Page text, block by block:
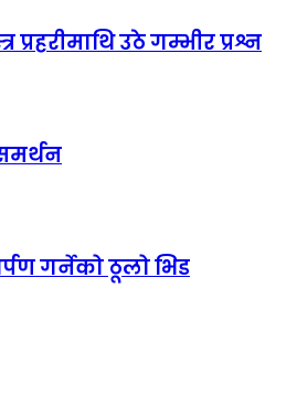
उठे गम्भीर प्रश्न
गर्नेको ठूलो भिड